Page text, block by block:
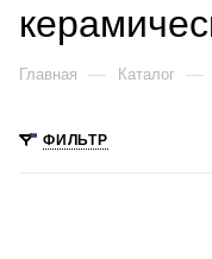
Главная — Каталог —
ФИЛЬТР